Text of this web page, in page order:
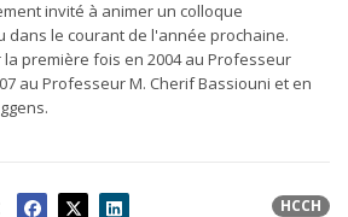
invité à animer un colloque
dans le courant de l'année prochaine.
première fois en 2004 au Professeur
au Professeur M. Cherif Bassiouni et en
HCCH